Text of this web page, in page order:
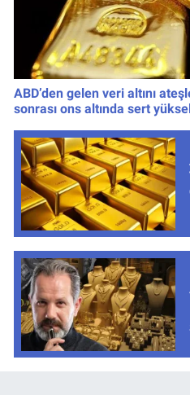
ABD’den gelen veri altını
sonrası ons altında sert